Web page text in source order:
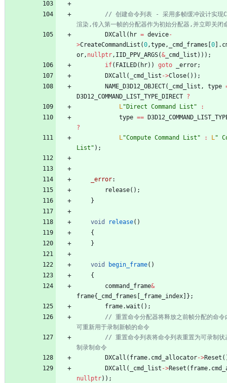
// 创建命令列表 - 采用多帧缓冲设计实现
DXCall ( hr = device-
>CreateCommandList (0,type, _cmd_frames 0 .
or, nullptr, IID_PPV_ARGS(& _cmd_list ) ) ) ;
if( FAILED( hr) ) goto _error;
DXCall ( _cmd_list ->Close( ) ) ;
NAME_D3D12_OBJECT( _cmd_list , type
D3D12_COMMAND_LIST_TYPE_DIRECT ?
L" Direct Command List "
:
type ==
?
L"Compute Command List " : L"
List " ) ;
_error:
release( ) ;
}
void release( )
{
}
void begin_frame( )
{
command_frame&
frame{ _cmd_frames _frame_index } ;
frame.wait ( ) ;
// 重置命令分配器将释放之前帧分配的命令
// 重置命令列表将命令列表重置为可录制状
DXCall ( frame. cmd_allocator->Reset (
DXCall ( _cmd_list ->Reset ( frame.
nullptr) ) ;